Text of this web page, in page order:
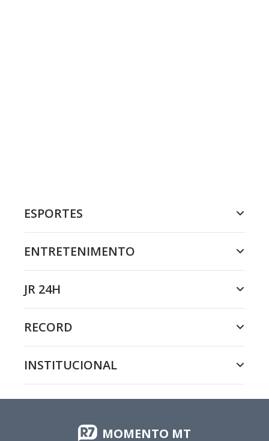
ESPORTES
ENTRETENIMENTO
JR 24H
RECORD
INSTITUCIONAL
MOMENTO MT